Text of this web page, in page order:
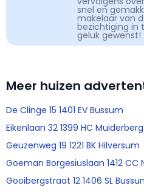
snel en
makelaar van
bezichtiging in
geluk gewenst!
Meer huizen
De Clinge 15 1401 EV Bussum
Eikenlaan 32 1399 HC Muiderberg
Geuzenweg 19 1221 BK Hilversum
Goeman Borgesiuslaan 1412 CC
Gooibergstraat 12 1406 SL